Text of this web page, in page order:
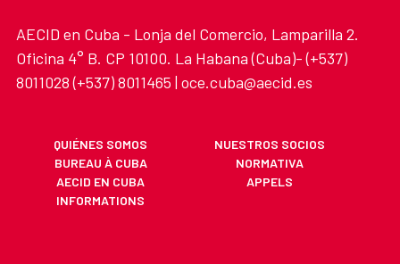
AECID en Cuba - Lonja del Comercio, Lamparilla 2.
Oficina 4° B. CP 10100. La Habana (Cuba)- (+537)
8011028 (+537) 8011465 | oce.cuba@aecid.es
QUIÉNES SOMOS
NUESTROS SOCIOS
BUREAU À CUBA
NORMATIVA
AECID EN CUBA
APPELS
INFORMATIONS